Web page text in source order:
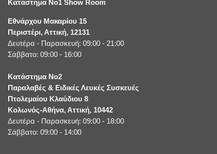
Κατάστημα No1 Show Room
Εθνάρχου Μακαρίου 15
Περιστέρι, Αττική, 12131
Δευτέρα - Παρασκευή: 09:00 - 21:00
Σάββατο: 09:00 - 16:00
Κατάστημα No2
Παραλαβές & Ειδικές Λευκές Συσκευές
Πτολεμαίου Κλαύδιου 8
Κολωνός-Αθήνα, Αττική, 10442
Δευτέρα - Παρασκευή: 09:00 - 18:00
Σάββατο: 09:00 - 14:00